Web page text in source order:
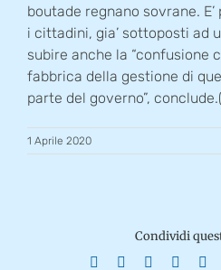
boutade regnano sovrane.
i cittadini, gia’ sottoposti ad
subire anche la “confusione
fabbrica della gestione di
parte del governo”,
1 Aprile 2020
Condividi
Facebook Reddit